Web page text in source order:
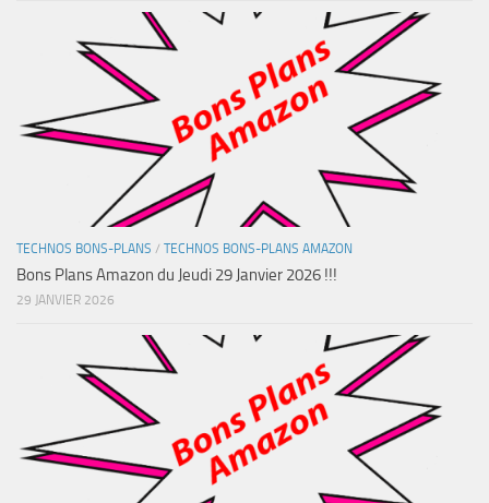
TECHNOS BONS-PLANS / TECHNOS BONS-PLANS AMAZON
Bons Plans Amazon du Jeudi 29 Janvier 2026 !!!
29 JANVIER 2026